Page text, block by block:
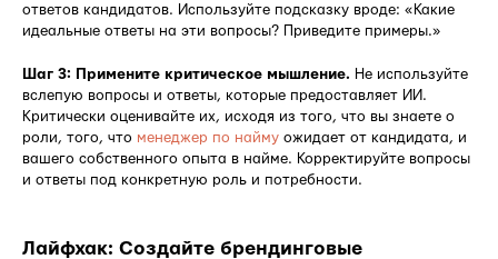
ответов кандидатов. Используйте подсказку вроде: «Какие
идеальные ответы на эти вопросы? Приведите примеры.»
Шаг 3: Примените критическое мышление. Не используйте
вслепую вопросы и ответы, которые предоставляет ИИ.
Критически оценивайте их, исходя из того, что вы знаете о
роли, того, что менеджер по найму ожидает от кандидата, и
вашего собственного опыта в найме. Корректируйте вопросы
и ответы под конкретную роль и потребности.
Лайфхак: Создайте брендинговые